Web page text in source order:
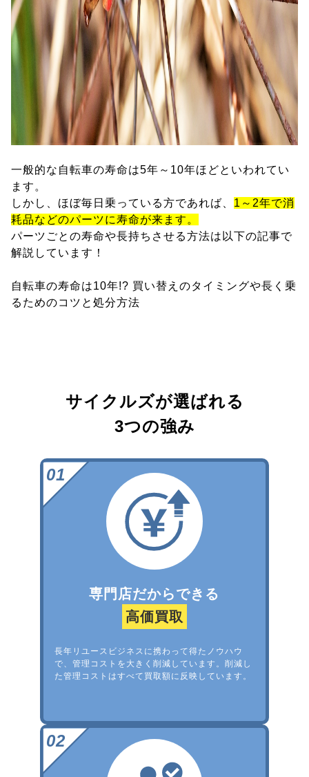
一般的な自転車の寿命は5年～10年ほどといわれてい
ます。
しかし、ほぼ毎日乗っている方であれば、 1～2年で消
耗品などのパーツに寿命が来ます。
パーツごとの寿命や長持ちさせる方法は以下の記事で
解説しています！
自転車の寿命は10年!? 買い替えのタイミングや長く乗
るためのコツと処分方法
サイクルズが選ばれる
3つの強み
専門店だからできる
高価買取
長年リユースビジネスに携わって得たノウハウ
で、管理コストを大きく削減しています。削減し
た管理コストはすべて買取額に反映しています。